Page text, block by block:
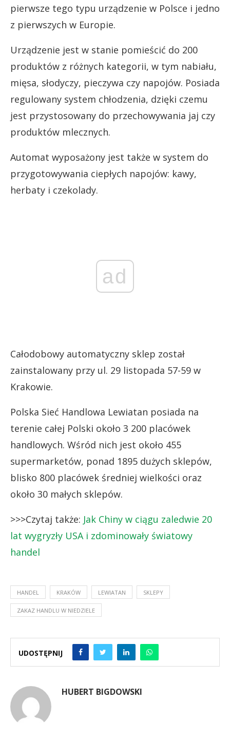
pierwsze tego typu urządzenie w Polsce i jedno
z pierwszych w Europie.
Urządzenie jest w stanie pomieścić do 200
produktów z różnych kategorii, w tym nabiału,
mięsa, słodyczy, pieczywa czy napojów. Posiada
regulowany system chłodzenia, dzięki czemu
jest przystosowany do przechowywania jaj czy
produktów mlecznych.
Automat wyposażony jest także w system do
przygotowywania ciepłych napojów: kawy,
herbaty i czekolady.
ad
Całodobowy automatyczny sklep został
zainstalowany przy ul. 29 listopada 57-59 w
Krakowie.
Polska Sieć Handlowa Lewiatan posiada na
terenie całej Polski około 3 200 placówek
handlowych. Wśród nich jest około 455
supermarketów, ponad 1895 dużych sklepów,
blisko 800 placówek średniej wielkości oraz
około 30 małych sklepów.
>>>Czytaj także: Jak Chiny w ciągu zaledwie 20
lat wygryzły USA i zdominowały światowy
handel
HANDEL KRAKÓW LEWIATAN SKLEPY
ZAKAZ HANDLU W NIEDZIELE
UDOSTĘPNIJ
HUBERT BIGDOWSKI